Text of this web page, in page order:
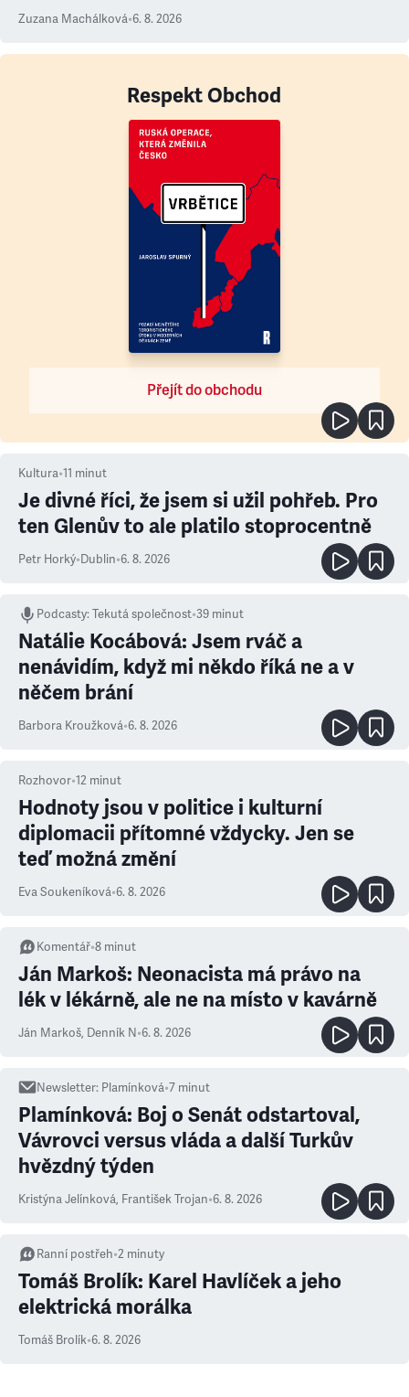
Zuzana Machálková•6. 8. 2026
Respekt Obchod
Přejít do obchodu
Kultura•11 minut
Je divné říci, že jsem si užil pohřeb. Pro
ten Glenův to ale platilo stoprocentně
Petr Horký•Dublin•6. 8. 2026
Podcasty:Tekutá společnost•39 minut
Natálie Kocábová: Jsem rváč a
nenávidím, když mi někdo říká ne a v
něčem brání
Barbora Kroužková•6. 8. 2026
Rozhovor•12 minut
Hodnoty jsou v politice i kulturní
diplomacii přítomné vždycky. Jen se
teď možná změní
Eva Soukeníková•6. 8. 2026
Komentář•8 minut
Ján Markoš: Neonacista má právo na
lék v lékárně, ale ne na místo v kavárně
Ján Markoš, Denník N•6. 8. 2026
Newsletter: Plamínková•7 minut
Plamínková: Boj o Senát odstartoval,
Vávrovci versus vláda a další Turkův
hvězdný týden
Kristýna Jelínková, František Trojan•6. 8. 2026
Ranní postřeh•2 minuty
Tomáš Brolík: Karel Havlíček a jeho
elektrická morálka
Tomáš Brolík•6. 8. 2026